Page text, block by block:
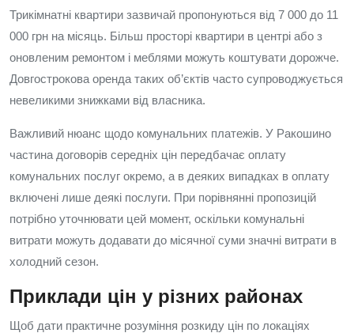
Трикімнатні квартири зазвичай пропонуються від 7 000 до 11
000 грн на місяць. Більш просторі квартири в центрі або з
оновленим ремонтом і меблями можуть коштувати дорожче.
Довгострокова оренда таких об’єктів часто супроводжується
невеликими знижками від власника.
Важливий нюанс щодо комунальних платежів. У Ракошино
частина договорів середніх цін передбачає оплату
комунальних послуг окремо, а в деяких випадках в оплату
включені лише деякі послуги. При порівнянні пропозицій
потрібно уточнювати цей момент, оскільки комунальні
витрати можуть додавати до місячної суми значні витрати в
холодний сезон.
Приклади цін у різних районах
Щоб дати практичне розуміння розкиду цін по локаціях